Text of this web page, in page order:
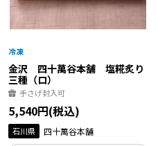
金沢 四十萬谷本舗 塩糀炙り
三種（ロ）
手さげ封入可
5,540円(税込)
石川県 四十萬谷本舗